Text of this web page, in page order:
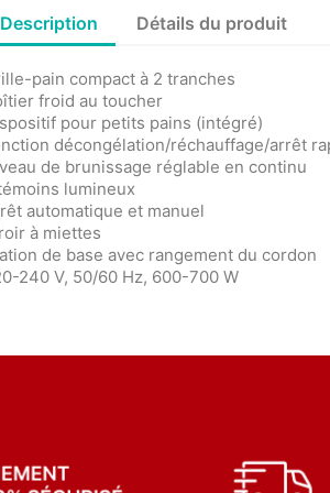
Description Détails du produit
pain compact à 2 tranches
froid au toucher
pour petits pains (intégré)
décongélation/réchauffage/arrêt
de brunissage réglable en continu
lumineux
automatique et manuel
à miettes
de base avec rangement du cordon
240 V, 50/60 Hz, 600-700 W